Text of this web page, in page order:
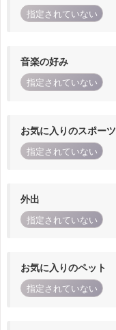
指定されていない
音楽の好み
指定されていない
お気に入りのスポーツ
指定されていない
外出
指定されていない
お気に入りのペット
指定されていない